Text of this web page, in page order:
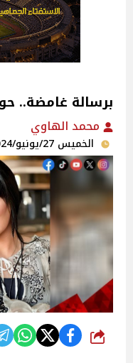
برسالة غامضة..
محمد الهاوي
الخميس 27/يونيو/2024 - 04:43 م
شارك